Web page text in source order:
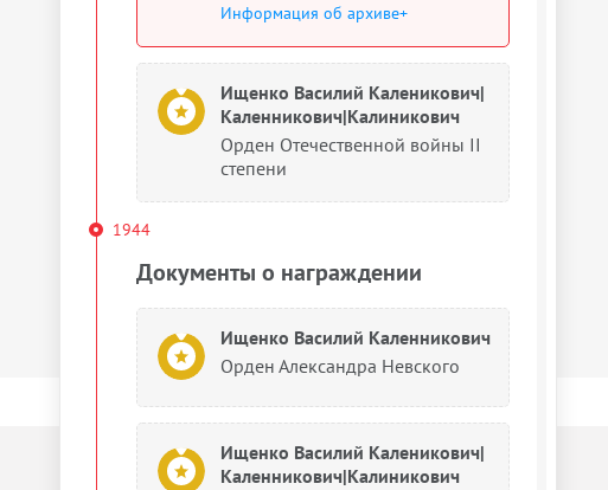
Информация об архиве+
Ищенко Василий Каленикович|
Каленникович|Калиникович
Орден Отечественной войны II
степени
1944
Документы о награждении
Ищенко Василий Каленникович
Орден Александра Невского
Ищенко Василий Каленикович|
Каленникович|Калиникович